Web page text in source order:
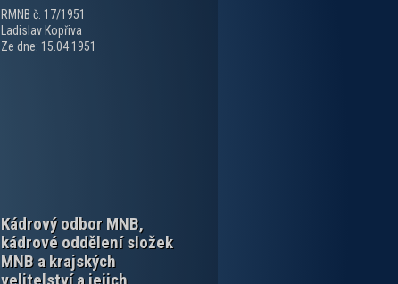
RMNB č. 17/1951
Ladislav Kopřiva
Ze dne: 15.04.1951
Kádrový odbor MNB,
kádrové oddělení složek
MNB a krajských